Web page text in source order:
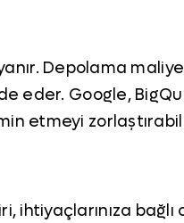
Depolama
eder. Google,
etmeyi
ihtiyaçlarınıza